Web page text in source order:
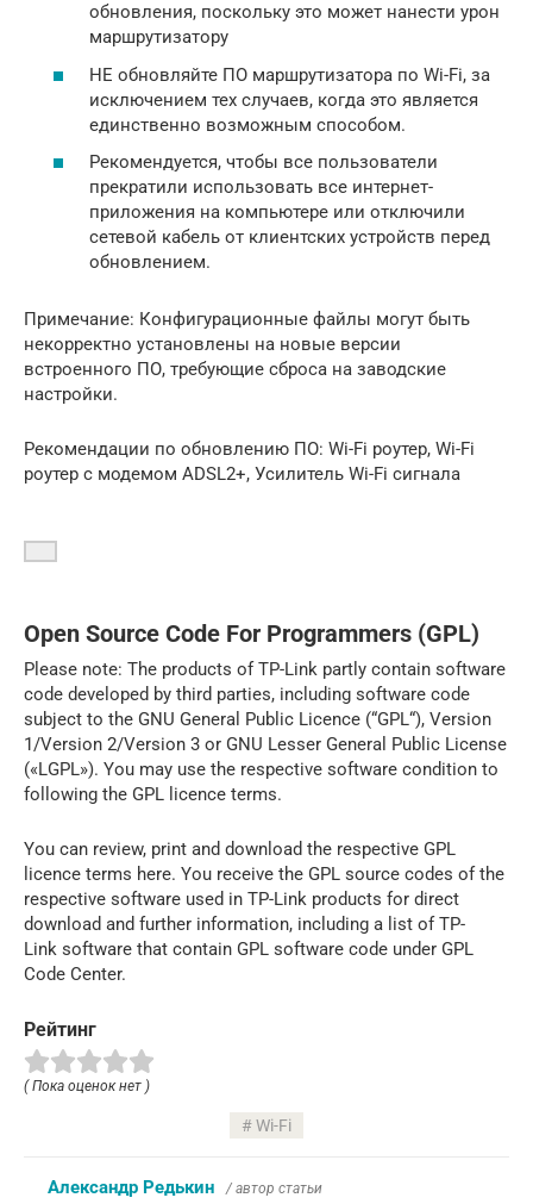
обновления, поскольку это может нанести урон
маршрутизатору
НЕ обновляйте ПО маршрутизатора по Wi-Fi, за
исключением тех случаев, когда это является
единственно возможным способом.
Рекомендуется, чтобы все пользователи
прекратили использовать все интернет-
приложения на компьютере или отключили
сетевой кабель от клиентских устройств перед
обновлением.
Примечание: Конфигурационные файлы могут быть
некорректно установлены на новые версии
встроенного ПО, требующие сброса на заводские
настройки.
Рекомендации по обновлению ПО: Wi-Fi роутер, Wi-Fi
роутер с модемом ADSL2+, Усилитель Wi-Fi сигнала
Open Source Code For Programmers (GPL)
Please note: The products of TP-Link partly contain software
code developed by third parties, including software code
subject to the GNU General Public Licence (“GPL“), Version
1/Version 2/Version 3 or GNU Lesser General Public License
(«LGPL»). You may use the respective software condition to
following the GPL licence terms.
You can review, print and download the respective GPL
licence terms here. You receive the GPL source codes of the
respective software used in TP-Link products for direct
download and further information, including a list of TP-
Link software that contain GPL software code under GPL
Code Center.
Рейтинг
( Пока оценок нет )
Wi-Fi
Александр Редькин / автор статьи